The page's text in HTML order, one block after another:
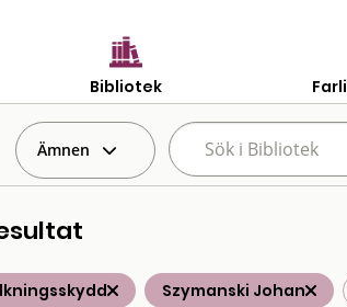
Bibliotek
Ämnen
Szymanski Johan